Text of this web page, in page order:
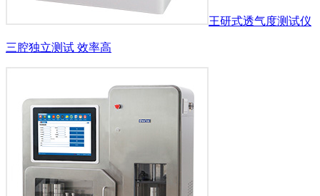
王研式透气度测试仪
三腔独立测试 效率高